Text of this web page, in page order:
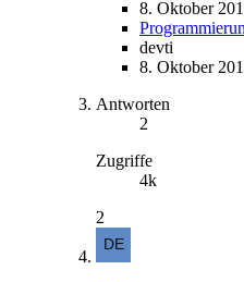
8. Oktober
devti
8. Oktober
Antworten
2
Zugriffe
4k
2